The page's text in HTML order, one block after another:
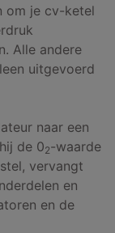
om je cv-ketel
Alle andere
uitgevoerd
naar een
de 02-waarde
vervangt
en
en de